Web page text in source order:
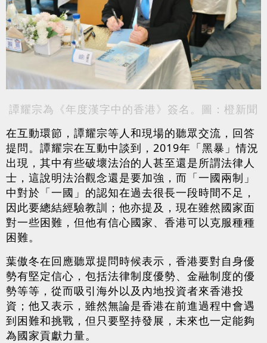
譚耀宗為《年度漢字中的香港》簽名。圖：橙新聞
在互動環節，譚耀宗等人和現場的聽眾交流，回答
提問。譚耀宗在互動中談到，2019年「黑暴」情況
出現，其中有些破壞法治的人甚至還是所謂法律人
士，這說明法治觀念還是要加強，而「一國兩制」
中對於「一國」的認知在過去很長一段時間不足，
因此要總結經驗教訓；他亦提及，現在雖然國家面
對一些困難，但他有信心國家、香港可以克服種種
困難。
葉傲冬在回應聽眾提問時候表示，香港要對自身優
勢有堅定信心，包括法律制度優勢、金融制度的優
勢等等，從而吸引海外以及內地投資者來香港投
資；他又表示，雖然無論是香港在前進過程中會遇
到困難和挑戰，但只要堅持發展，未來也一定能夠
為國家貢獻力量。